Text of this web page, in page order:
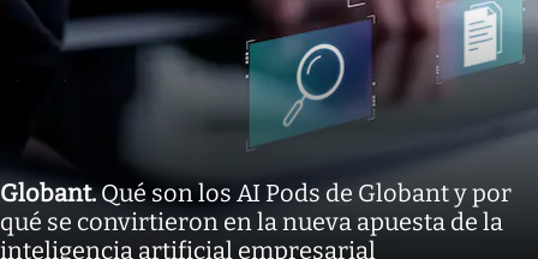
Globant.Qué son los AI Pods de Globant y por
qué se convirtieron en la nueva apuesta de la
inteligencia artificial empresarial